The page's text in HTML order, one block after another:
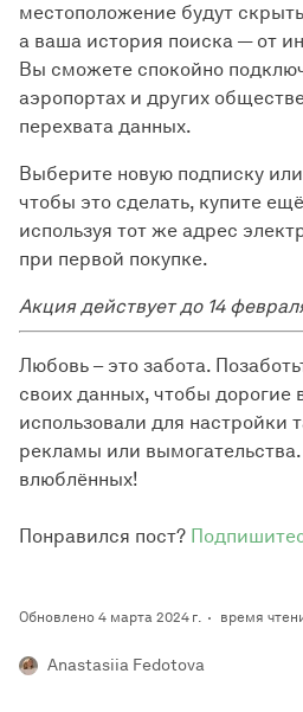
местоположение будут
а ваша история поиска — от
Вы сможете спокойно
аэропортах и других
перехвата данных.
Выберите новую подписку
чтобы это сделать, купите
используя тот же адрес
при первой покупке.
Акция действует до 14
Любовь – это забота.
своих данных, чтобы дорогие
использовали для настройки
рекламы или
влюблённых!
Понравился пост?
Обновлено 4 марта 2024 г. время
Anastasiia Fedotova